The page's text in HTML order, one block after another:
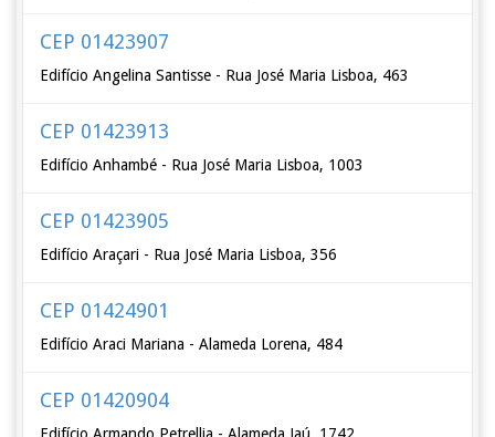
CEP 01423907
Edifício Angelina Santisse - Rua José Maria Lisboa, 463
CEP 01423913
Edifício Anhambé - Rua José Maria Lisboa, 1003
CEP 01423905
Edifício Araçari - Rua José Maria Lisboa, 356
CEP 01424901
Edifício Araci Mariana - Alameda Lorena, 484
CEP 01420904